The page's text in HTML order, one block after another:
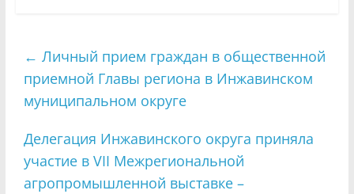
← Личный прием граждан в общественной
приемной Главы региона в Инжавинском
муниципальном округе
Делегация Инжавинского округа приняла
участие в VII Межрегиональной
агропромышленной выставке –